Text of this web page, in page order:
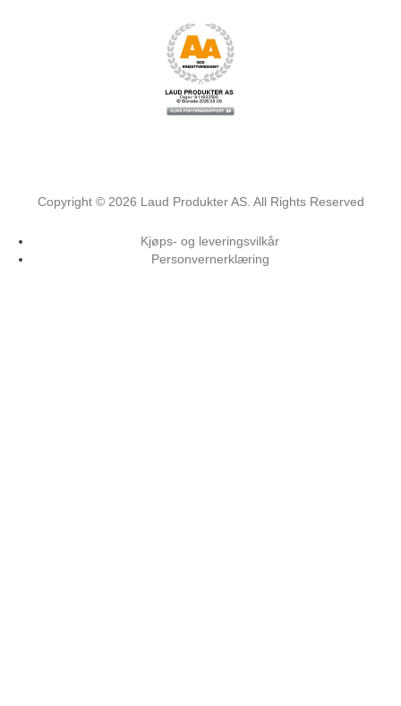
Copyright © 2026 Laud Produkter AS. All Rights Reserved
Kjøps- og leveringsvilkår
Personvernerklæring